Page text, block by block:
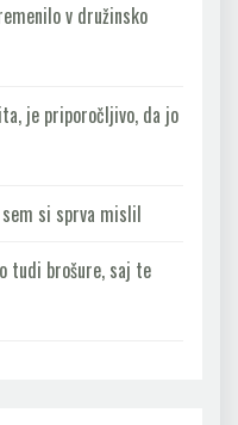
v družinsko
je priporočljivo, da jo
si sprva mislil
tudi brošure, saj te